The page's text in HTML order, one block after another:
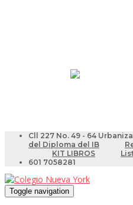
Cll 227 No. 49 - 64
del Diploma del IB
KIT LIBROS
601 7058281
Toggle navigation